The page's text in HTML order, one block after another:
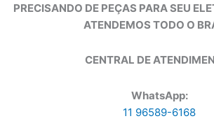
PRECISANDO DE PEÇAS PARA SEU
ATENDEMOS TODO O
CENTRAL DE
WhatsApp:
11 96589-6168